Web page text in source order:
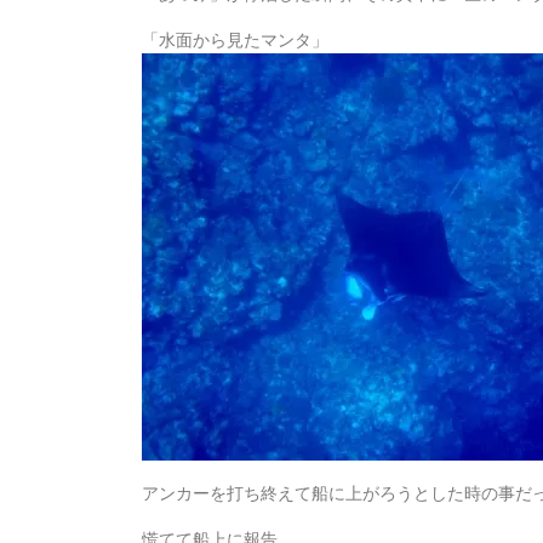
「水面から見たマンタ」
アンカーを打ち終えて船に上がろうとした時の事だ